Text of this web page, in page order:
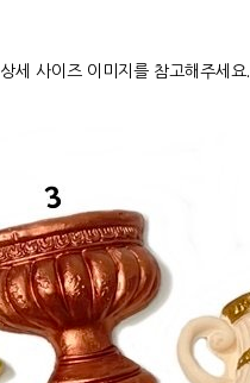
상세 사이즈 이미지를 참고해주세요.